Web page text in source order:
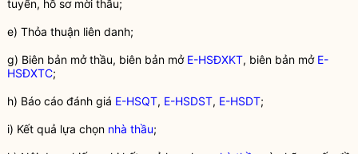
tuyển, hồ sơ mời thầu;
e) Thỏa thuận liên danh;
g) Biên bản mở thầu, biên bản mở E-HSĐXKT, biên bản mở E-
HSĐXTC;
h) Báo cáo đánh giá E-HSQT, E-HSDST, E-HSDT;
i) Kết quả lựa chọn nhà thầu;